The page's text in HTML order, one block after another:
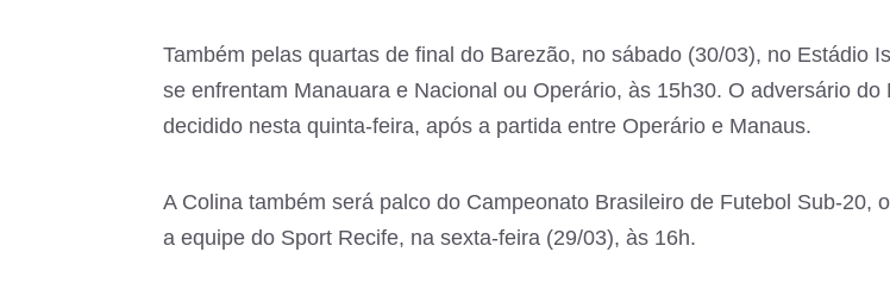
Também pelas quartas de final do Barezão, no sábado (30/03), no Estádio
se enfrentam Manauara e Nacional ou Operário, às 15h30. O adversário do
decidido nesta quinta-feira, após a partida entre Operário e Manaus.
A Colina também será palco do Campeonato Brasileiro de Futebol Sub-20,
a equipe do Sport Recife, na sexta-feira (29/03), às 16h.